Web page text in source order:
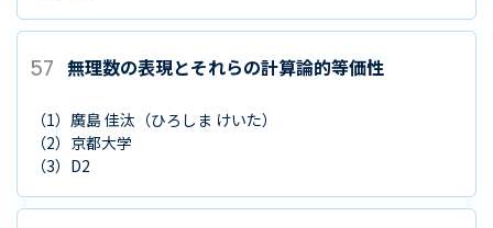
57 無理数の表現とそれらの計算論的等価性
（1） 廣島 佳汰 （ひろしま けいた）
（2） 京都大学
（3） D2